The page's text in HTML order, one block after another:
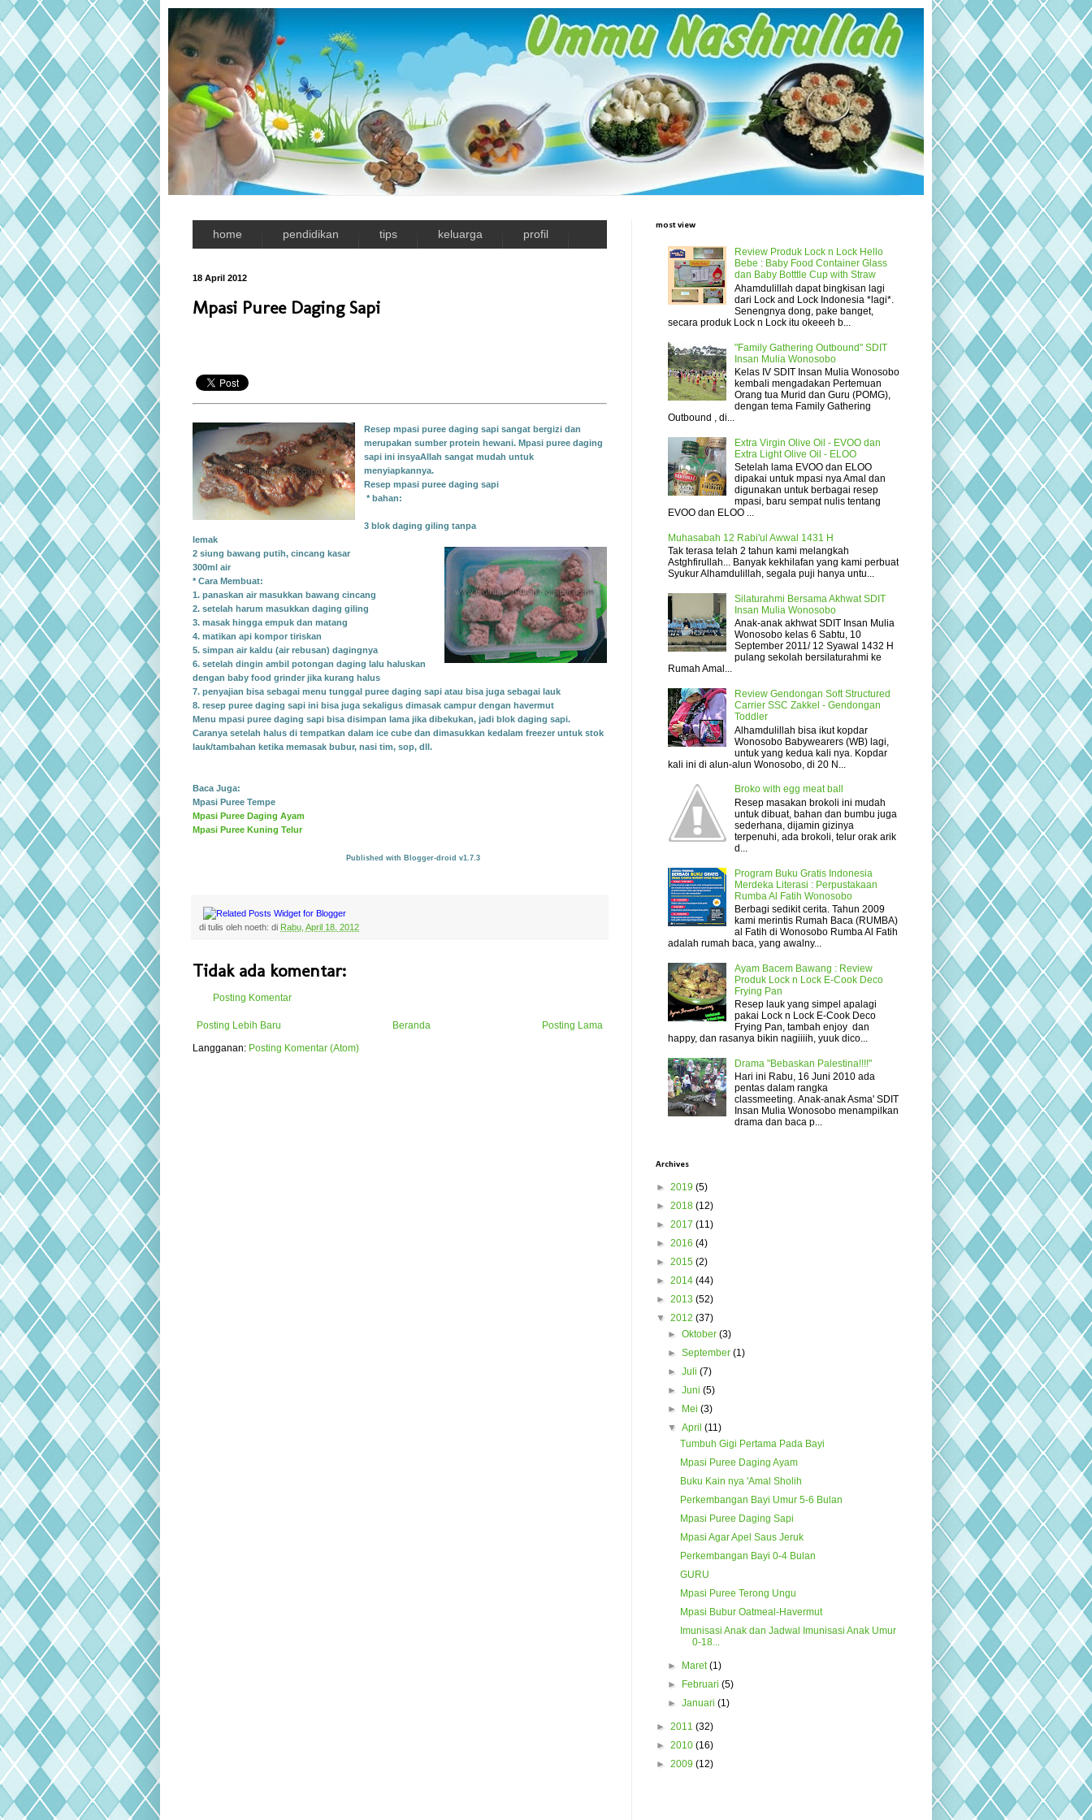
home pendidikan tips keluarga profil
18 April 2012
Mpasi Puree Daging Sapi
Resep mpasi puree daging sapi sangat bergizi dan
merupakan sumber protein hewani. Mpasi puree daging
sapi ini insyaAllah sangat mudah untuk
menyiapkannya.
Resep mpasi puree daging sapi
* bahan:
3 blok daging giling tanpa
lemak
2 siung bawang putih, cincang kasar
300ml air
* Cara Membuat:
1. panaskan air masukkan bawang cincang
2. setelah harum masukkan daging giling
3. masak hingga empuk dan matang
4. matikan api kompor tiriskan
5. simpan air kaldu (air rebusan) dagingnya
6. setelah dingin ambil potongan daging lalu haluskan
dengan baby food grinder jika kurang halus
7. penyajian bisa sebagai menu tunggal puree daging sapi atau bisa juga sebagai lauk
8. resep puree daging sapi ini bisa juga sekaligus dimasak campur dengan havermut
Menu mpasi puree daging sapi bisa disimpan lama jika dibekukan, jadi blok daging sapi.
Caranya setelah halus di tempatkan dalam ice cube dan dimasukkan kedalam freezer untuk stok
lauk/tambahan ketika memasak bubur, nasi tim, sop, dll.
Baca Juga:
Mpasi Puree Tempe
Mpasi Puree Daging Ayam
Mpasi Puree Kuning Telur
Published with Blogger-droid v1.7.3
di tulis oleh noeth: di Rabu, April 18, 2012
Tidak ada komentar:
Posting Komentar
Posting Lebih Baru Posting Lama
Beranda
Langganan: Posting Komentar (Atom)
most view
Review Produk Lock n Lock Hello
Bebe : Baby Food Container Glass
dan Baby Botttle Cup with Straw
Ahamdulillah dapat bingkisan lagi
dari Lock and Lock Indonesia *lagi*.
Senengnya dong, pake banget,
secara produk Lock n Lock itu okeeeh b...
"Family Gathering Outbound" SDIT
Insan Mulia Wonosobo
Kelas IV SDIT Insan Mulia Wonosobo
kembali mengadakan Pertemuan
Orang tua Murid dan Guru (POMG),
dengan tema Family Gathering
Outbound , di...
Extra Virgin Olive Oil - EVOO dan
Extra Light Olive Oil - ELOO
Setelah lama EVOO dan ELOO
dipakai untuk mpasi nya Amal dan
digunakan untuk berbagai resep
mpasi, baru sempat nulis tentang
EVOO dan ELOO ...
Muhasabah 12 Rabi'ul Awwal 1431 H
Tak terasa telah 2 tahun kami melangkah
Astghfirullah... Banyak kekhilafan yang kami perbuat
Syukur Alhamdulillah, segala puji hanya untu...
Silaturahmi Bersama Akhwat SDIT
Insan Mulia Wonosobo
Anak-anak akhwat SDIT Insan Mulia
Wonosobo kelas 6 Sabtu, 10
September 2011/ 12 Syawal 1432 H
pulang sekolah bersilaturahmi ke
Rumah Amal...
Review Gendongan Soft Structured
Carrier SSC Zakkel - Gendongan
Toddler
Alhamdulillah bisa ikut kopdar
Wonosobo Babywearers (WB) lagi,
untuk yang kedua kali nya. Kopdar
kali ini di alun-alun Wonosobo, di 20 N...
Broko with egg meat ball
Resep masakan brokoli ini mudah
untuk dibuat, bahan dan bumbu juga
sederhana, dijamin gizinya
terpenuhi, ada brokoli, telur orak arik
d...
Program Buku Gratis Indonesia
Merdeka Literasi : Perpustakaan
Rumba Al Fatih Wonosobo
Berbagi sedikit cerita. Tahun 2009
kami merintis Rumah Baca (RUMBA)
al Fatih di Wonosobo Rumba Al Fatih
adalah rumah baca, yang awalny...
Ayam Bacem Bawang : Review
Produk Lock n Lock E-Cook Deco
Frying Pan
Resep lauk yang simpel apalagi
pakai Lock n Lock E-Cook Deco
Frying Pan, tambah enjoy dan
happy, dan rasanya bikin nagiiiih, yuuk dico...
Drama "Bebaskan Palestina!!!!"
Hari ini Rabu, 16 Juni 2010 ada
pentas dalam rangka
classmeeting. Anak-anak Asma' SDIT
Insan Mulia Wonosobo menampilkan
drama dan baca p...
Archives
► 2019 (5)
► 2018 (12)
► 2017 (11)
► 2016 (4)
► 2015 (2)
► 2014 (44)
► 2013 (52)
▼ 2012 (37)
►Oktober(3)
►September(1)
►Juli(7)
►Juni(5)
► Mei(3)
▼April(11)
Tumbuh Gigi Pertama Pada Bayi
Mpasi Puree Daging Ayam
Buku Kain nya 'Amal Sholih
Perkembangan Bayi Umur 5-6 Bulan
Mpasi Puree Daging Sapi
Mpasi Agar Apel Saus Jeruk
Perkembangan Bayi 0-4 Bulan
GURU
Mpasi Puree Terong Ungu
Mpasi Bubur Oatmeal-Havermut
Imunisasi Anak dan Jadwal Imunisasi Anak Umur
0-18...
► Maret(1)
► Februari(5)
►Januari(1)
► 2011 (32)
► 2010 (16)
► 2009 (12)